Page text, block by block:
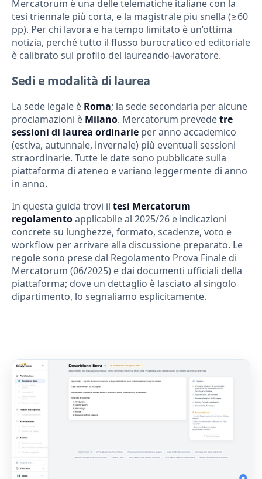
Mercatorum è una delle telematiche italiane con la
tesi triennale più corta, e la magistrale piu snella (≥60
pp). Per chi lavora e ha tempo limitato è un’ottima
notizia, perché tutto il flusso burocratico ed editoriale
è calibrato sul profilo del laureando-lavoratore.
Sedi e modalità di laurea
La sede legale è Roma; la sede secondaria per alcune
proclamazioni è Milano. Mercatorum prevedetre
sessioni di laurea ordinarie per anno accademico
(estiva, autunnale, invernale) più eventuali sessioni
straordinarie. Tutte le date sono pubblicate sulla
piattaforma di ateneo e variano leggermente di anno
in anno.
In questa guida trovi il tesi Mercatorum
regolamentoapplicabile al 2025/26 e indicazioni
concrete su lunghezze, formato, scadenze, voto e
workflow per arrivare alla discussione preparato. Le
regole sono prese dal Regolamento Prova Finale di
Mercatorum (06/2025) e dai documenti ufficiali della
piattaforma; dove un dettaglio è lasciato al singolo
dipartimento, lo segnaliamo esplicitamente.